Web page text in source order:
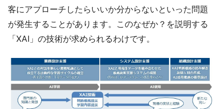
客にアプローチしたらいいか分からないといった問題
が発生することがあります。このなぜか？を説明する
「XAI」の技術が求められるわけです。